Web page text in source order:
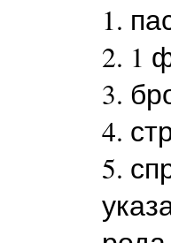
1.
2. 1
3.
4.
5.